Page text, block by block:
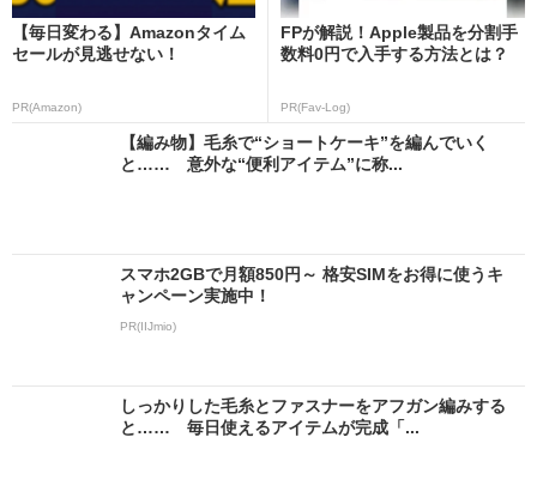
【毎日変わる】Amazonタイム
セールが見逃せない！
PR(Amazon)
FPが解説！Apple製品を分割手
数料0円で入手する方法とは？
PR(Fav-Log)
【編み物】毛糸で“ショートケーキ”を編んでいく
と…… 意外な“便利アイテム”に称...
スマホ2GBで月額850円～ 格安SIMをお得に使うキ
ャンペーン実施中！
PR(IIJmio)
しっかりした毛糸とファスナーをアフガン編みする
と…… 毎日使えるアイテムが完成「...